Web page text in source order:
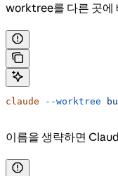
worktree를 다른 곳에
claude --worktree
이름을 생략하면